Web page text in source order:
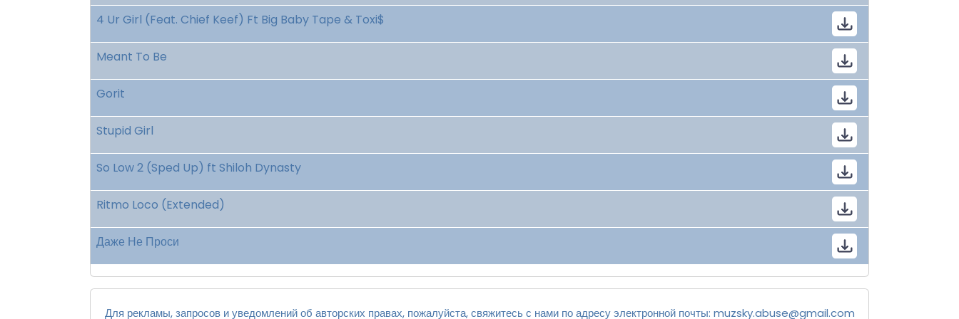
4 Ur Girl (Feat. Chief Keef) Ft Big Baby Tape & Toxi$
Meant To Be
Gorit
Stupid Girl
So Low 2 (Sped Up) ft Shiloh Dynasty
Ritmo Loco (Extended)
Даже Не Проси
Для рекламы, запросов и уведомлений об авторских правах, пожалуйста, свяжитесь с нами по адресу электронной почты: muzsky.abuse@gmail.com